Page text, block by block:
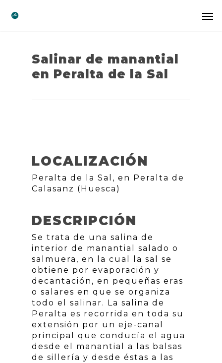
Salinar de manantial
en Peralta de la Sal
LOCALIZACIÓN
Peralta de la Sal, en Peralta de
Calasanz (Huesca)
DESCRIPCIÓN
Se trata de una salina de
interior de manantial salado o
salmuera, en la cual la sal se
obtiene por evaporación y
decantación, en pequeñas eras
o salares en que se organiza
todo el salinar. La salina de
Peralta es recorrida en toda su
extensión por un eje-canal
principal que conducía el agua
desde el manantial a las balsas
de sillería y desde éstas a las